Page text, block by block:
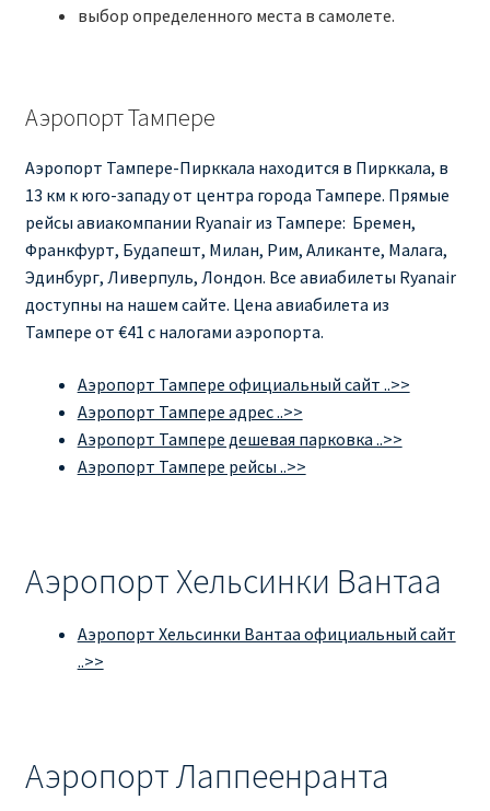
выбор определенного места в самолете.
Аэропорт Тампере
Аэропорт Тампере-Пирккала находится в Пирккала, в
13 км к юго-западу от центра города Тампере. Прямые
рейсы авиакомпании Ryanair из Тампере: Бремен,
Франкфурт, Будапешт, Милан, Рим, Аликанте, Малага,
Эдинбург, Ливерпуль, Лондон. Все авиабилеты Ryanair
доступны на нашем сайте. Цена авиабилета из
Тампере от €41 с налогами аэропорта.
Аэропорт Тампере официальный сайт ..>>
Аэропорт Тампере адрес ..>>
Аэропорт Тампере дешевая парковка ..>>
Аэропорт Тампере рейсы ..>>
Аэропорт Хельсинки Вантаа
Аэропорт Хельсинки Вантаа официальный сайт
..>>
Аэропорт Лаппеенранта